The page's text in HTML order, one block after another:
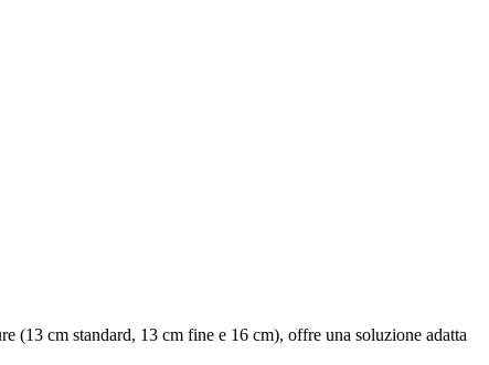
(13 cm standard, 13 cm fine e 16 cm), offre una soluzione adatta